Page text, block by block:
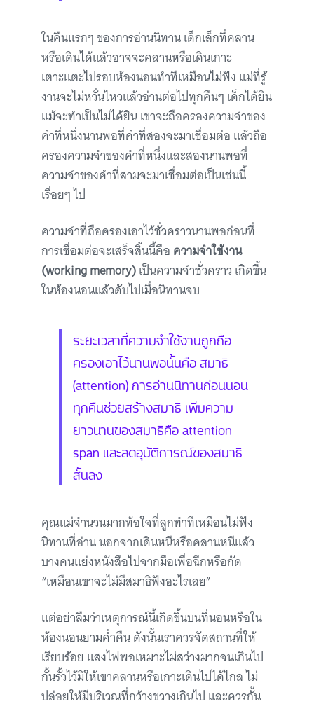
ในคืนแรกๆ ของการอ่านนิทาน เด็กเล็กที่คลาน
หรือเดินได้แล้วอาจจะคลานหรือเดินเกาะ
เตาะแตะไปรอบห้องนอนทำทีเหมือนไม่ฟัง แม่ที่รู้
งานจะไม่หวั่นไหวแล้วอ่านต่อไปทุกคืนๆ เด็กได้ยิน
แม้จะทำเป็นไม่ได้ยิน เขาจะถือครองความจำของ
คำที่หนึ่งนานพอที่คำที่สองจะมาเชื่อมต่อ แล้วถือ
ครองความจำของคำที่หนึ่งและสองนานพอที่
ความจำของคำที่สามจะมาเชื่อมต่อเป็นเช่นนี้
เรื่อยๆ ไป
ความจำที่ถือครองเอาไว้ชั่วคราวนานพอก่อนที่
การเชื่อมต่อจะเสร็จสิ้นนี้คือ ความจำใช้งาน
(working memory)เป็นความจำชั่วคราว เกิดขึ้น
ในห้องนอนแล้วดับไปเมื่อนิทานจบ
ระยะเวลาที่ความจำใช้งานถูกถือ
ครองเอาไว้นานพอนั้นคือ สมาธิ
(attention) การอ่านนิทานก่อนนอน
ทุกคืนช่วยสร้างสมาธิ เพิ่มความ
ยาวนานของสมาธิคือ attention
span และลดอุบัติการณ์ของสมาธิ
สั้นลง
คุณแม่จำนวนมากท้อใจที่ลูกทำทีเหมือนไม่ฟัง
นิทานที่อ่าน นอกจากเดินหนีหรือคลานหนีแล้ว
บางคนแย่งหนังสือไปจากมือเพื่อฉีกหรือกัด
“เหมือนเขาจะไม่มีสมาธิฟังอะไรเลย”
แต่อย่าลืมว่าเหตุการณ์นี้เกิดขึ้นบนที่นอนหรือใน
ห้องนอนยามค่ำคืน ดังนั้นเราควรจัดสถานที่ให้
เรียบร้อย แสงไฟพอเหมาะไม่สว่างมากจนเกินไป
กั้นรั้วไว้มิให้เขาคลานหรือเกาะเดินไปได้ไกล ไม่
ปล่อยให้มีบริเวณที่กว้างขวางเกินไป และควรกั้น